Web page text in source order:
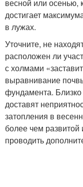
весной или осенью,
достигает
в лужах.
Уточните, не
расположен ли
с холмами
выравнивание
фундамента.
доставят
затопления в
более чем развитой
проводить